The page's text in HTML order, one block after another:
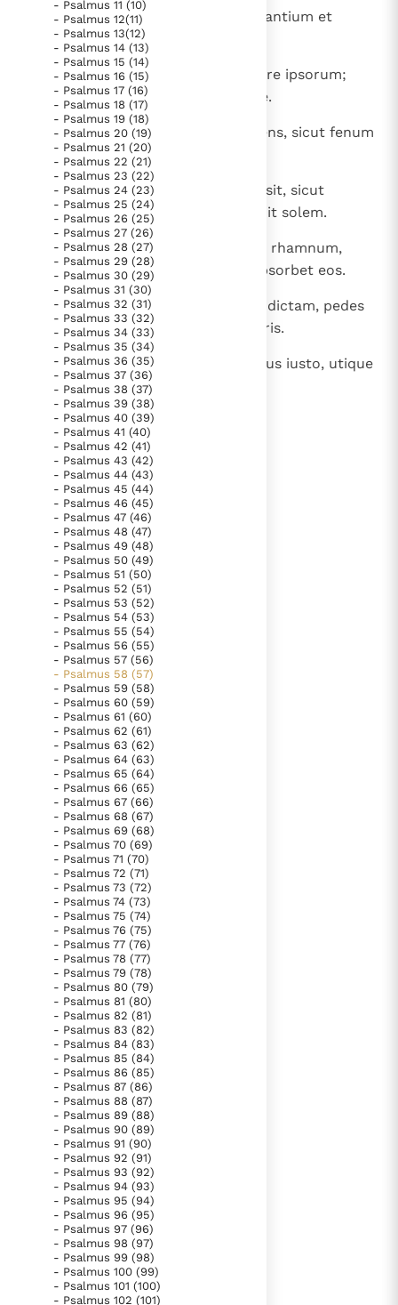
Berichten
Het Vaticaan publiceert een nieuwe Latijnse uitgave
van het Romeins martyrologium
Vaticaanse financiële waakhond verliest autonomie
Paus spreekt het Wereldvoedselprogramma toe
Paus Leo XIV in Pavia: "De stad is zowel een gave als
een taak"
Paus in Pavia: St. Augustinus toont ons de noodzaak om
"naar het innerlijk" toe te keren.
RK Documenten stelt heel veel belangrijke
kerkelijke documenten van de Rooms
Katholieke Kerk in het Nederlands beschikbaar
en is volledig afhankelijk van donaties.
Ik help mee!
- Psalmus 11 (10)
- Psalmus 12(11)
- Psalmus 13(12)
- Psalmus 14 (13)
- Psalmus 15 (14)
- Psalmus 16 (15)
- Psalmus 17 (16)
- Psalmus 18 (17)
- Psalmus 19 (18)
- Psalmus 20 (19)
- Psalmus 21 (20)
- Psalmus 22 (21)
- Psalmus 23 (22)
- Psalmus 24 (23)
- Psalmus 25 (24)
- Psalmus 26 (25)
- Psalmus 27 (26)
- Psalmus 28 (27)
- Psalmus 29 (28)
- Psalmus 30 (29)
- Psalmus 31 (30)
- Psalmus 32 (31)
- Psalmus 33 (32)
- Psalmus 34 (33)
- Psalmus 35 (34)
- Psalmus 36 (35)
- Psalmus 37 (36)
- Psalmus 38 (37)
- Psalmus 39 (38)
- Psalmus 40 (39)
- Psalmus 41 (40)
- Psalmus 42 (41)
- Psalmus 43 (42)
- Psalmus 44 (43)
- Psalmus 45 (44)
- Psalmus 46 (45)
- Psalmus 47 (46)
- Psalmus 48 (47)
- Psalmus 49 (48)
- Psalmus 50 (49)
- Psalmus 51 (50)
- Psalmus 52 (51)
- Psalmus 53 (52)
- Psalmus 54 (53)
- Psalmus 55 (54)
- Psalmus 56 (55)
- Psalmus 57 (56)
- Psalmus 58 (57)
- Psalmus 59 (58)
- Psalmus 60 (59)
- Psalmus 61 (60)
- Psalmus 62 (61)
- Psalmus 63 (62)
- Psalmus 64 (63)
- Psalmus 65 (64)
- Psalmus 66 (65)
- Psalmus 67 (66)
- Psalmus 68 (67)
- Psalmus 69 (68)
- Psalmus 70 (69)
- Psalmus 71 (70)
- Psalmus 72 (71)
- Psalmus 73 (72)
- Psalmus 74 (73)
- Psalmus 75 (74)
- Psalmus 76 (75)
- Psalmus 77 (76)
- Psalmus 78 (77)
- Psalmus 79 (78)
- Psalmus 80 (79)
- Psalmus 81 (80)
- Psalmus 82 (81)
- Psalmus 83 (82)
- Psalmus 84 (83)
- Psalmus 85 (84)
- Psalmus 86 (85)
- Psalmus 87 (86)
- Psalmus 88 (87)
- Psalmus 89 (88)
- Psalmus 90 (89)
- Psalmus 91 (90)
- Psalmus 92 (91)
- Psalmus 93 (92)
- Psalmus 94 (93)
- Psalmus 95 (94)
- Psalmus 96 (95)
- Psalmus 97 (96)
- Psalmus 98 (97)
- Psalmus 99 (98)
- Psalmus 100 (99)
- Psalmus 101 (100)
- Psalmus 102 (101)
quae non exaudiet vocem incantantium et
venefici incantantis sapienter.
Deus, contere dentes eorum in ore ipsorum;
molas leonum confringe, Domine.
Diffluant tamquam aqua decurrens, sicut fenum
conculcatum arescant.
Sicut limax, quae tabescens transit, sicut
abortivum mulieris, quod non vidit solem.
Priusquam sentiant ollae vestrae rhamnum,
sicut viventes, sicut ardor irae absorbet eos.
Laetabitur iustus, cum viderit vindictam, pedes
suos lavabit in sanguine peccatoris.
Et dicet homo: " Utique est fructus iusto, utique
est Deus iudicans eos in terra ".